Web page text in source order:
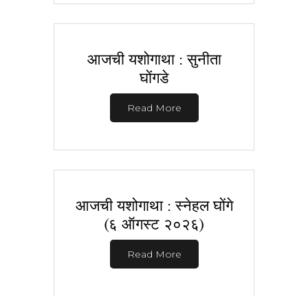
आजची यशोगाथा : सुनीता
घोंगडे
Read More
आजची यशोगाथा : स्नेहल घोंगे
(६ ऑगस्ट २०२६)
Read More